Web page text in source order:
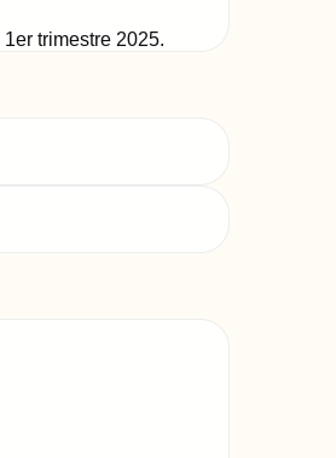
1er trimestre 2025.